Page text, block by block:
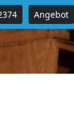
Angebot